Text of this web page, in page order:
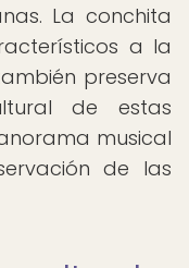
La conchita
a la
preserva
de estas
musical
de las